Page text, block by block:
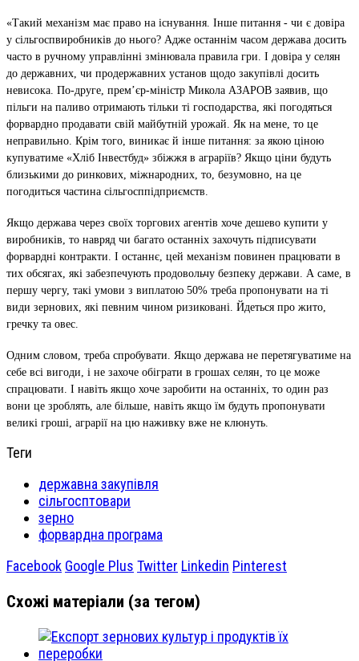
«Такий механізм має право на існування. Інше питання - чи є довіра
у сільгоспвиробників до нього? Адже останнім часом держава досить
часто в ручному управлінні змінювала правила гри. І довіра у селян
до державних, чи продержавних установ щодо закупівлі досить
невисока. По-друге, прем’єр-міністр Микола АЗАРОВ заявив, що
пільги на паливо отримають тільки ті господарства, які погодяться
форвардно продавати свій майбутній урожай. Як на мене, то це
неправильно. Крім того, виникає й інше питання: за якою ціною
купуватиме «Хліб Інвестбуд» збіжжя в аграріїв? Якщо ціни будуть
близькими до ринкових, міжнародних, то, безумовно, на це
погодиться частина сільгосппідприємств.
Якщо держава через своїх торгових агентів хоче дешево купити у
виробників, то навряд чи багато останніх захочуть підписувати
форвардні контракти. І останнє, цей механізм повинен працювати в
тих обсягах, які забезпечують продовольчу безпеку держави. А саме, в
першу чергу, такі умови з виплатою 50% треба пропонувати на ті
види зернових, які певним чином ризиковані. Йдеться про жито,
гречку та овес.
Одним словом, треба спробувати. Якщо держава не перетягуватиме на
себе всі вигоди, і не захоче обіграти в грошах селян, то це може
спрацювати. І навіть якщо хоче заробити на останніх, то один раз
вони це зроблять, але більше, навіть якщо їм будуть пропонувати
великі гроші, аграрії на цю наживку вже не клюнуть.
Теги
державна закупівля
сільгосптовари
зерно
форвардна програма
Facebook Google Plus Twitter Linkedin Pinterest
Схожі матеріали (за тегом)